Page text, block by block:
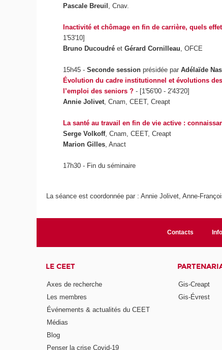
Pascale Breuil , Cnav.
Inactivité et chômage en fin de carrière, quels
1'53'10]
Bruno Ducoudréet Gérard Cornilleau, OFCE
15h45 - Seconde sessionprésidée par Adélaïde
Évolution du cadre institutionnel et évolutions
l’emploi des seniors ? - [1'56'00 - 2'43'20]
Annie Jolivet, Cnam, CEET, Creapt
La santé au travail en fin de vie active :
Serge Volkoff, Cnam, CEET, Creapt
Marion Gilles, Anact
17h30 - Fin du séminaire
La séance est coordonnée par : Annie Jolivet, Anne-
Contacts
LE CEET
Axes de recherche
Les membres
Événements & actualités du CEET
Médias
Blog
Penser la crise Covid-19
Gis-Creapt
Gis-Évrest